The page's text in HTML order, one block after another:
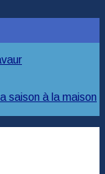
saison à la maison